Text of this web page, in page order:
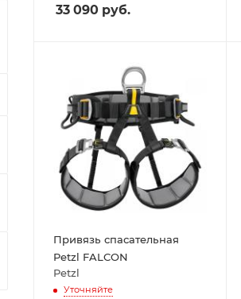
33 090 руб.
Привязь спасательная
Petzl FALCON
Petzl
Уточняйте